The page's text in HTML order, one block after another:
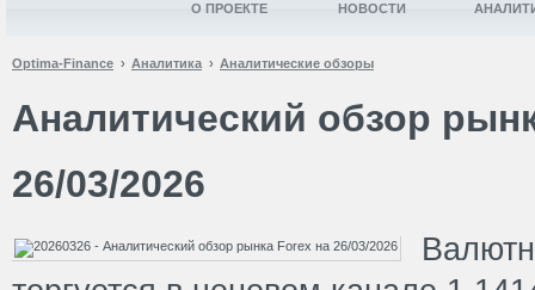
Optima-Finance Аналитика Аналитические обзоры
Аналитический обзор
26/03/2026
О ПРОЕКТЕ НОВОСТИ